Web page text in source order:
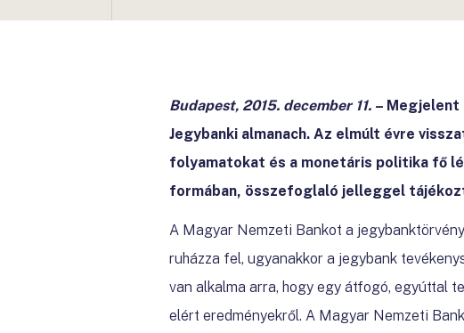
Budapest, 2015. december 11. – Megjelent
Jegybanki almanach. Az elmúlt évre
folyamatokat és a monetáris politika fő
formában, összefoglaló jelleggel
A Magyar Nemzeti Bankot a
ruházza fel, ugyanakkor a jegybank
van alkalma arra, hogy egy átfogó, egyúttal
elért eredményekről. A Magyar Nemzeti